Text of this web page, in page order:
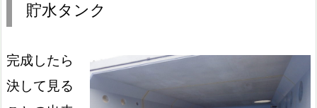
貯水タンク
完成したら
決して見る